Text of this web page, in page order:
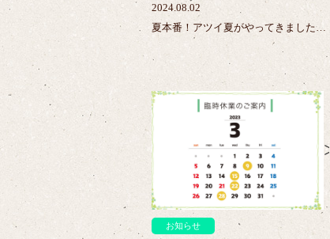
2024.08.02
夏本番！アツイ夏がやってきました…
>
お知らせ